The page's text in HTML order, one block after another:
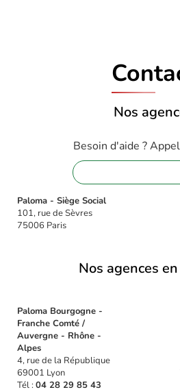
Nos
Besoin d'aide ?
Paloma - Siège Social
101, rue de Sèvres
75006 Paris
Nos agences
Paloma Bourgogne -
Franche Comté /
Auvergne - Rhône -
Alpes
4, rue de la République
69001 Lyon
Tél : 04 28 29 85 43